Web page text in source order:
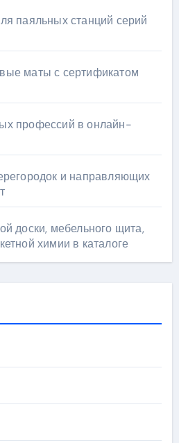
паяльных станций серий
маты с сертификатом
профессий в онлайн-
и направляющих
доски, мебельного щита,
химии в каталоге